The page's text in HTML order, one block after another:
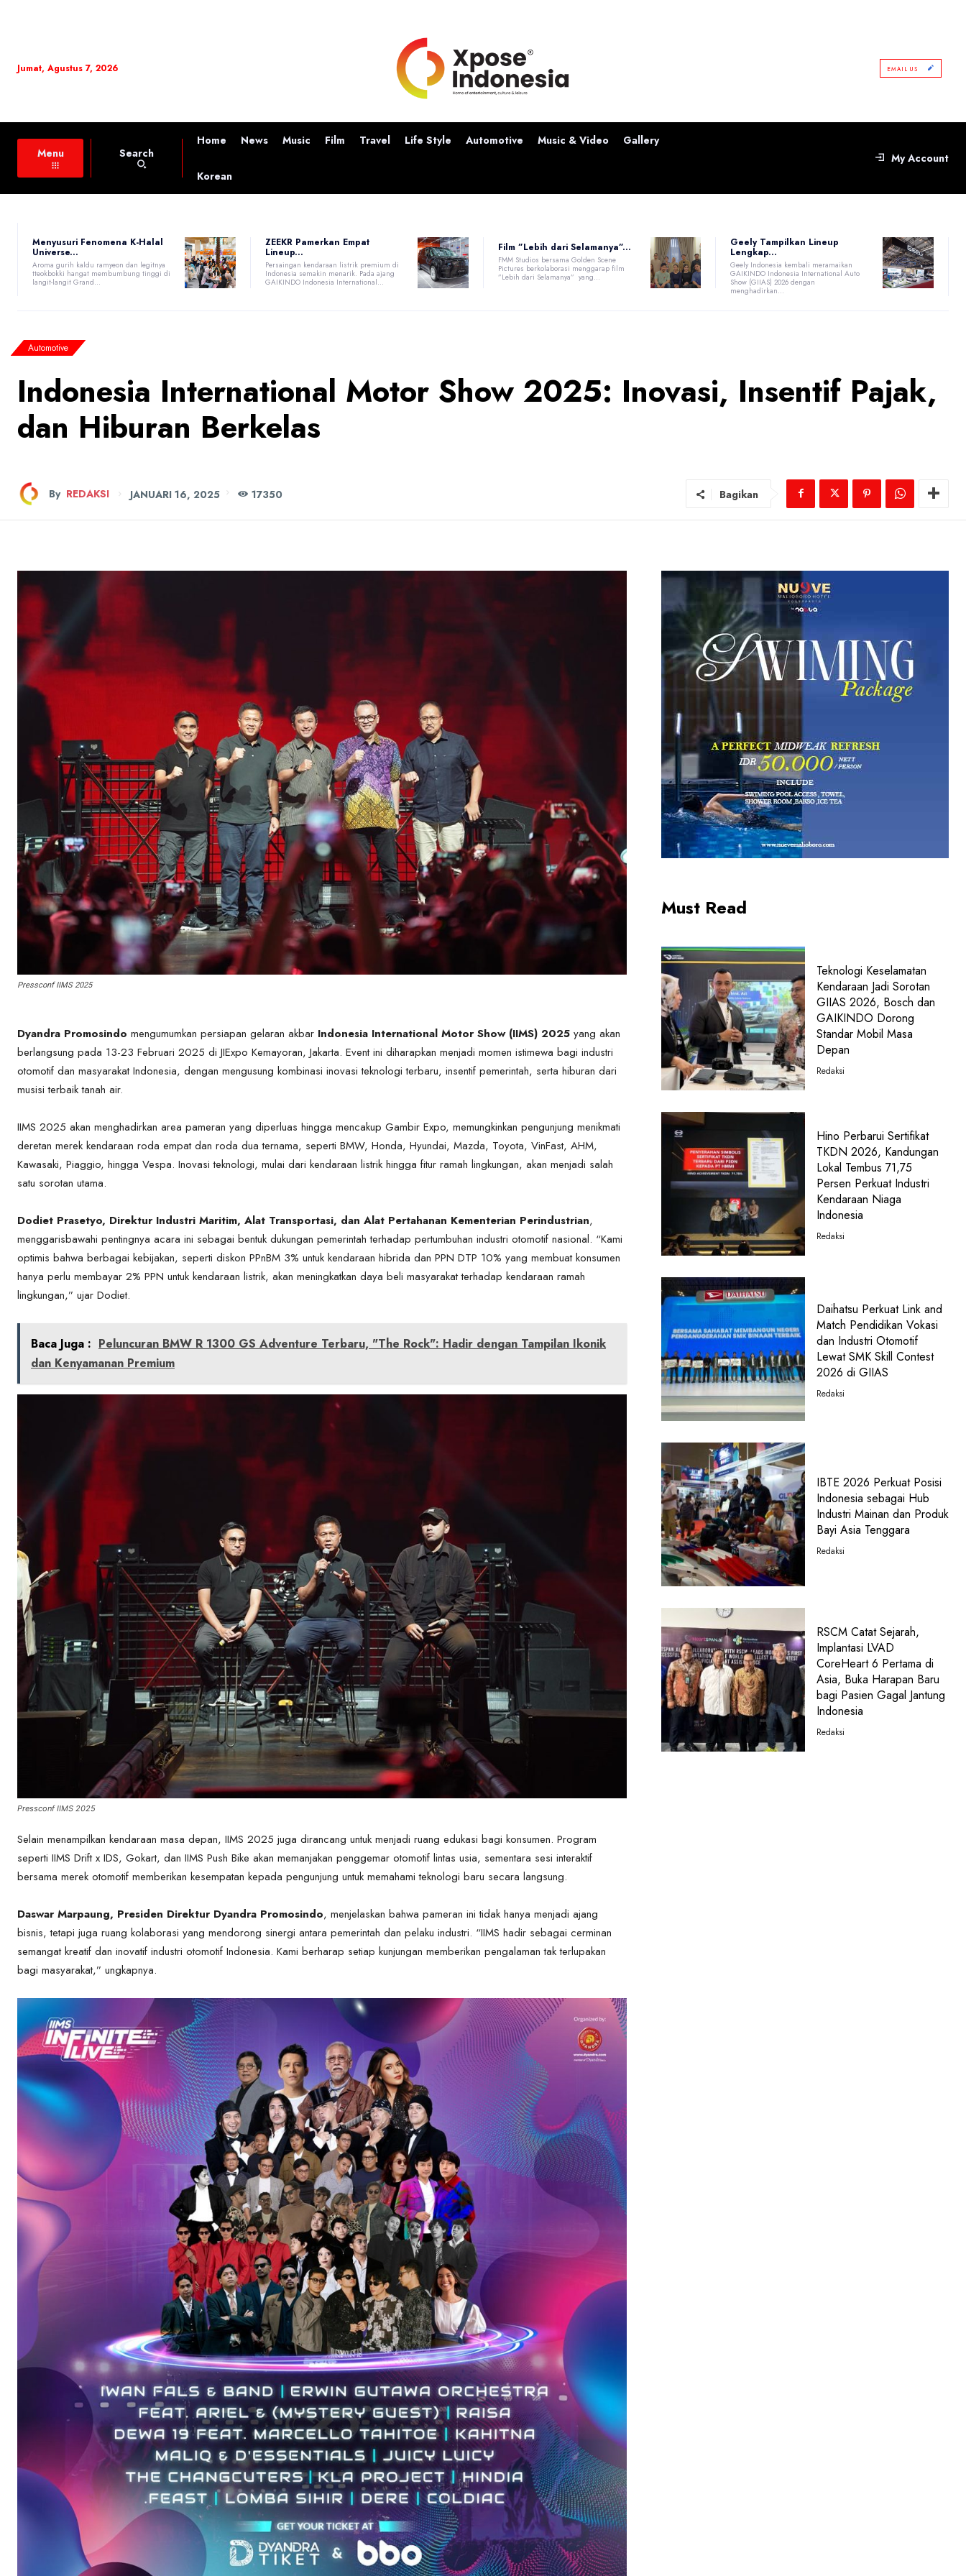
Jumat, Agustus 7, 2026 EMAIL US
Menu Search
Home News Music Film Travel Life Style Automotive Music & Video Gallery
Korean
My Account
Menyusuri Fenomena K-Halal
Universe...
Aroma gurih kaldu ramyeon dan legitnya
tteokbokki hangat membumbung tinggi di
langit-langit Grand...
ZEEKR Pamerkan Empat
Lineup...
Persaingan kendaraan listrik premium di
Indonesia semakin menarik. Pada ajang
GAIKINDO Indonesia International...
Film ”Lebih dari Selamanya”...
FMM Studios bersama Golden Scene
Pictures berkolaborasi menggarap film
”Lebih dari Selamanya” yang...
Geely Tampilkan Lineup
Lengkap...
Geely Indonesia kembali meramaikan
GAIKINDO Indonesia International Auto
Show (GIIAS) 2026 dengan
menghadirkan...
Automotive
Indonesia International Motor Show 2025: Inovasi, Insentif Pajak,
dan Hiburan Berkelas
By REDAKSI JANUARI 16, 2025 17350 Bagikan
Pressconf IIMS 2025
Dyandra Promosindo mengumumkan persiapan gelaran akbar Indonesia International Motor Show (IIMS) 2025 yang akan
berlangsung pada 13-23 Februari 2025 di JIExpo Kemayoran, Jakarta. Event ini diharapkan menjadi momen istimewa bagi industri
otomotif dan masyarakat Indonesia, dengan mengusung kombinasi inovasi teknologi terbaru, insentif pemerintah, serta hiburan dari
musisi terbaik tanah air.
IIMS 2025 akan menghadirkan area pameran yang diperluas hingga mencakup Gambir Expo, memungkinkan pengunjung menikmati
deretan merek kendaraan roda empat dan roda dua ternama, seperti BMW, Honda, Hyundai, Mazda, Toyota, VinFast, AHM,
Kawasaki, Piaggio, hingga Vespa. Inovasi teknologi, mulai dari kendaraan listrik hingga fitur ramah lingkungan, akan menjadi salah
satu sorotan utama.
Dodiet Prasetyo, Direktur Industri Maritim, Alat Transportasi, dan Alat Pertahanan Kementerian Perindustrian,
menggarisbawahi pentingnya acara ini sebagai bentuk dukungan pemerintah terhadap pertumbuhan industri otomotif nasional. “Kami
optimis bahwa berbagai kebijakan, seperti diskon PPnBM 3% untuk kendaraan hibrida dan PPN DTP 10% yang membuat konsumen
hanya perlu membayar 2% PPN untuk kendaraan listrik, akan meningkatkan daya beli masyarakat terhadap kendaraan ramah
lingkungan,” ujar Dodiet.
Baca Juga : Peluncuran BMW R 1300 GS Adventure Terbaru, "The Rock": Hadir dengan Tampilan Ikonik
dan Kenyamanan Premium
Pressconf IIMS 2025
Selain menampilkan kendaraan masa depan, IIMS 2025 juga dirancang untuk menjadi ruang edukasi bagi konsumen. Program
seperti IIMS Drift x IDS, Gokart, dan IIMS Push Bike akan memanjakan penggemar otomotif lintas usia, sementara sesi interaktif
bersama merek otomotif memberikan kesempatan kepada pengunjung untuk memahami teknologi baru secara langsung.
Daswar Marpaung, Presiden Direktur Dyandra Promosindo, menjelaskan bahwa pameran ini tidak hanya menjadi ajang
bisnis, tetapi juga ruang kolaborasi yang mendorong sinergi antara pemerintah dan pelaku industri. “IIMS hadir sebagai cerminan
semangat kreatif dan inovatif industri otomotif Indonesia. Kami berharap setiap kunjungan memberikan pengalaman tak terlupakan
bagi masyarakat,” ungkapnya.
Must Read
Teknologi Keselamatan
Kendaraan Jadi Sorotan
GIIAS 2026, Bosch dan
GAIKINDO Dorong
Standar Mobil Masa
Depan
Redaksi
Hino Perbarui Sertifikat
TKDN 2026, Kandungan
Lokal Tembus 71,75
Persen Perkuat Industri
Kendaraan Niaga
Indonesia
Redaksi
Daihatsu Perkuat Link and
Match Pendidikan Vokasi
dan Industri Otomotif
Lewat SMK Skill Contest
2026 di GIIAS
Redaksi
IBTE 2026 Perkuat Posisi
Indonesia sebagai Hub
Industri Mainan dan Produk
Bayi Asia Tenggara
Redaksi
RSCM Catat Sejarah,
Implantasi LVAD
CoreHeart 6 Pertama di
Asia, Buka Harapan Baru
bagi Pasien Gagal Jantung
Indonesia
Redaksi